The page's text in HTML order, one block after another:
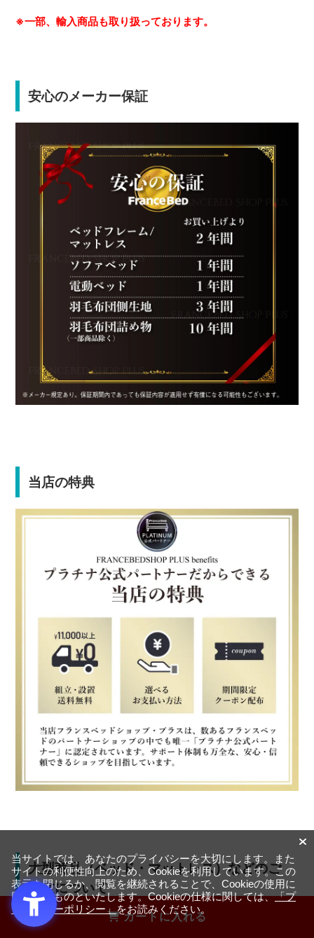
カートに入れる
※一部、輸入商品も取り扱っております。
安心のメーカー保証
当店の特典
大型商品（ベッド・マットレス）などのご
注文について
大型商品のため、お届け方法や日程調整に関する注意事項
当サイトでは、あなたのプライバシーを大切にします。また
サイトの利便性向上のため、Cookieを利用しています。この
表示を閉じるか、閲覧を継続されることで、Cookieの使用に
同意するものといたします。Cookieの仕様に関しては、「プ
ライバシーポリシー」をお読みください。